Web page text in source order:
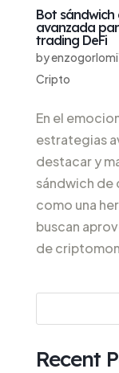
Bot
avanzada
trading DeFi
by
Cripto
En el
estrategias
destacar y
sándwich de
como una
buscan
de
Recent